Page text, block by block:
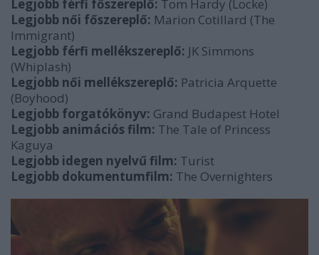
Legjobb férfi főszereplő: Tom Hardy (Locke)
Legjobb női főszereplő: Marion Cotillard (The
Immigrant)
Legjobb férfi mellékszereplő: JK Simmons
(Whiplash)
Legjobb női mellékszereplő: Patricia Arquette
(Boyhood)
Legjobb forgatókönyv: Grand Budapest Hotel
Legjobb animációs film: The Tale of Princess
Kaguya
Legjobb idegen nyelvű film: Turist
Legjobb dokumentumfilm: The Overnighters